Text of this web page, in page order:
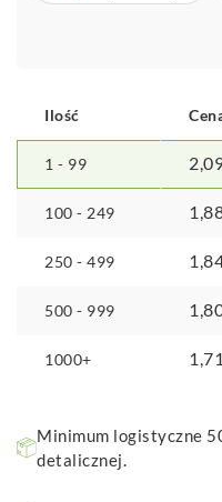
Ilość
1 - 99
100 - 249
250 - 499
500 - 999
1000+ 1,71
Minimum logistyczne
detalicznej.